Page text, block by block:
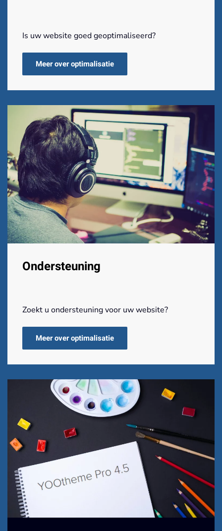
Is uw website goed geoptimaliseerd?
Meer over optimalisatie
Ondersteuning
Zoekt u ondersteuning voor uw website?
Meer over optimalisatie